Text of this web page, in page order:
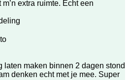
extra ruimte. Echt een
laten maken binnen 2 dagen stond
denken echt met je mee. Super